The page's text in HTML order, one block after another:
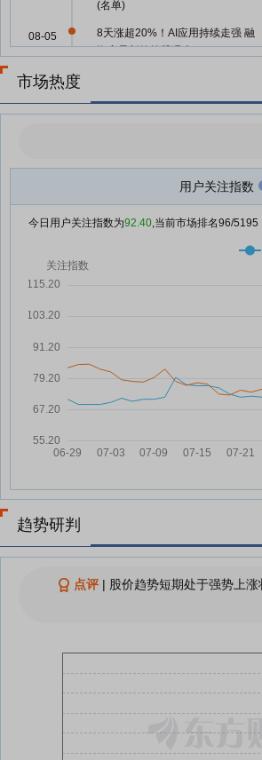
(名单)
8天涨超20%！AI应用持续走强 融
资客最新抢筹股曝光
08-05
08-05
08-05
AI应用向实向深 商业化价值闭环
正在形成
龙虎榜揭秘：8股获机构亿元净买
08-04
04)
再次涨停！003032，7连板
利欧股份8月4日快速回调
利欧股份8月4日开盘涨幅达5%
市场热度
用户关注指数
今日用户关注指数为92.40,当前市场排名96/5195
趋势研判
点评| 股价趋势短期处于强势上